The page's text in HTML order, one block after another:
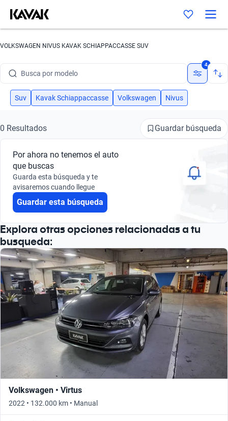
VOLKSWAGEN NIVUS KAVAK SCHIAPPACCASSE SUV
Busca por modelo
Busca por versión
Busca por marca
Busca por modelo
Busca por versión
4
Suv Kavak Schiappaccasse Volkswagen Nivus
0 Resultados Guardar búsqueda
Por ahora no tenemos el auto
que buscas
Guarda esta búsqueda y te
avisaremos cuando llegue
Guardar esta búsqueda
Explora otras opciones relacionadas a tu
busqueda:
Volkswagen • Virtus
2022 • 132.000 km • Manual